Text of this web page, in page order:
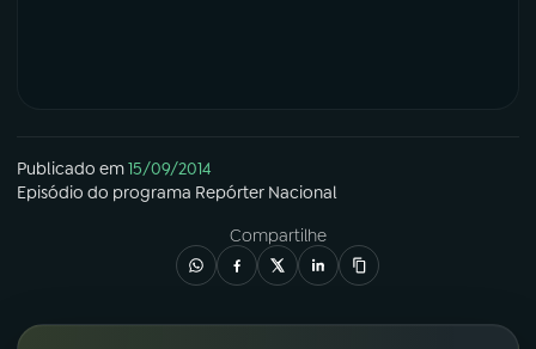
Publicado em15/09/2014
Episódio do programa Repórter Nacional
Compartilhe